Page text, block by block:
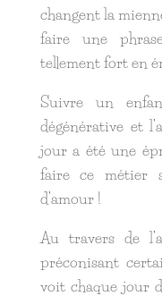
changent la
faire une
tellement fort en
Suivre un
dégénérative et
jour a été une
faire ce métier
d’amour !
Au travers de
préconisant
voit chaque jour